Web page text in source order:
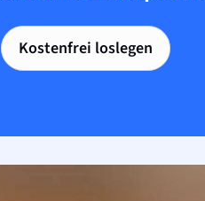
Kostenfrei loslegen